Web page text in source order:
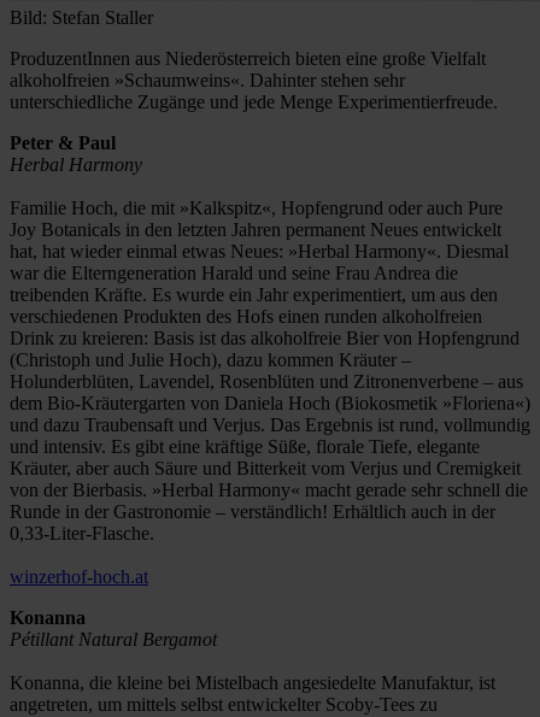
Bild: Stefan Staller
ProduzentInnen aus Niederösterreich bieten eine große Vielfalt
alkoholfreien »Schaumweins«. Dahinter stehen sehr
unterschiedliche Zugänge und jede Menge Experimentierfreude.
Peter & Paul
Herbal Harmony
Familie Hoch, die mit »Kalkspitz«, Hopfengrund oder auch Pure
Joy Botanicals in den letzten Jahren permanent Neues entwickelt
hat, hat wieder einmal etwas Neues: »Herbal Harmony«. Diesmal
war die Elterngeneration Harald und seine Frau Andrea die
treibenden Kräfte. Es wurde ein Jahr experimentiert, um aus den
verschiedenen Produkten des Hofs einen runden alkoholfreien
Drink zu kreieren: Basis ist das alkoholfreie Bier von Hopfengrund
(Christoph und Julie Hoch), dazu kommen Kräuter –
Holunderblüten, Lavendel, Rosenblüten und Zitronenverbene – aus
dem Bio-Kräutergarten von Daniela Hoch (Biokosmetik »Floriena«)
und dazu Traubensaft und Verjus. Das Ergebnis ist rund, vollmundig
und intensiv. Es gibt eine kräftige Süße, florale Tiefe, elegante
Kräuter, aber auch Säure und Bitterkeit vom Verjus und Cremigkeit
von der Bierbasis. »Herbal Harmony« macht gerade sehr schnell die
Runde in der Gastronomie – verständlich! Erhältlich auch in der
0,33-Liter-Flasche.
winzerhof-hoch.at
Konanna
Pétillant Natural Bergamot
Konanna, die kleine bei Mistelbach angesiedelte Manufaktur, ist
angetreten, um mittels selbst entwickelter Scoby-Tees zu